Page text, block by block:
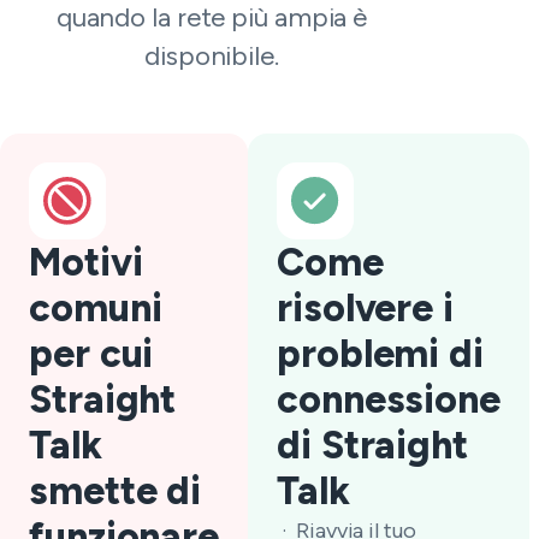
quando la rete più ampia è
disponibile.
Motivi
comuni
per cui
Straight
Talk
smette di
Come
risolvere i
problemi di
connessione
di Straight
Talk
Riavvia il tuo